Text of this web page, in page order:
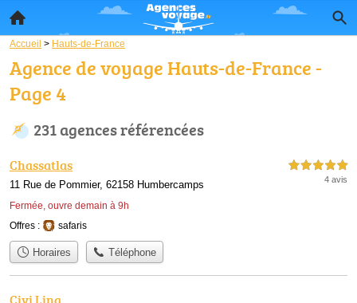
Accueil > Hauts-de-France
Agence de voyage Hauts-de-France -
Page 4
231 agences référencées
Chassatlas
11 Rue de Pommier, 62158 Humbercamps
Fermée, ouvre demain à 9h
5,0 étoiles sur 5
4 avis
Offres : safaris
Horaires Téléphone